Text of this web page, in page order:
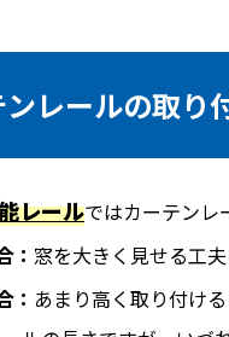
ンレールの取り
レールではカーテンレ
： 窓を大きく見せる工
： あまり高く取り付け